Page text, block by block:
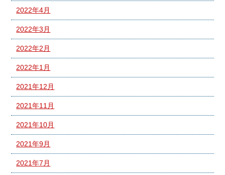
2022年4月
2022年3月
2022年2月
2022年1月
2021年12月
2021年11月
2021年10月
2021年9月
2021年7月